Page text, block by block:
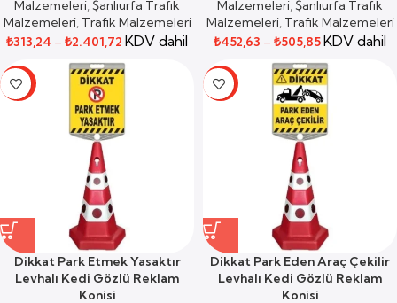
Malzemeleri,Şanlıurfa Trafik
Malzemeleri, Trafik Malzemeleri
₺313,24 – ₺2.401,72 KDV dahil
Malzemeleri,Şanlıurfa Trafik
Malzemeleri, Trafik Malzemeleri
₺452,63 – ₺505,85KDV dahil
-37%
Dikkat Park Etmek Yasaktır
Levhalı Kedi Gözlü Reklam
Konisi
-19%
Dikkat Park Eden Araç Çekilir
Levhalı Kedi Gözlü Reklam
Konisi